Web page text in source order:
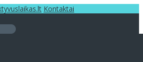
Kontaktai